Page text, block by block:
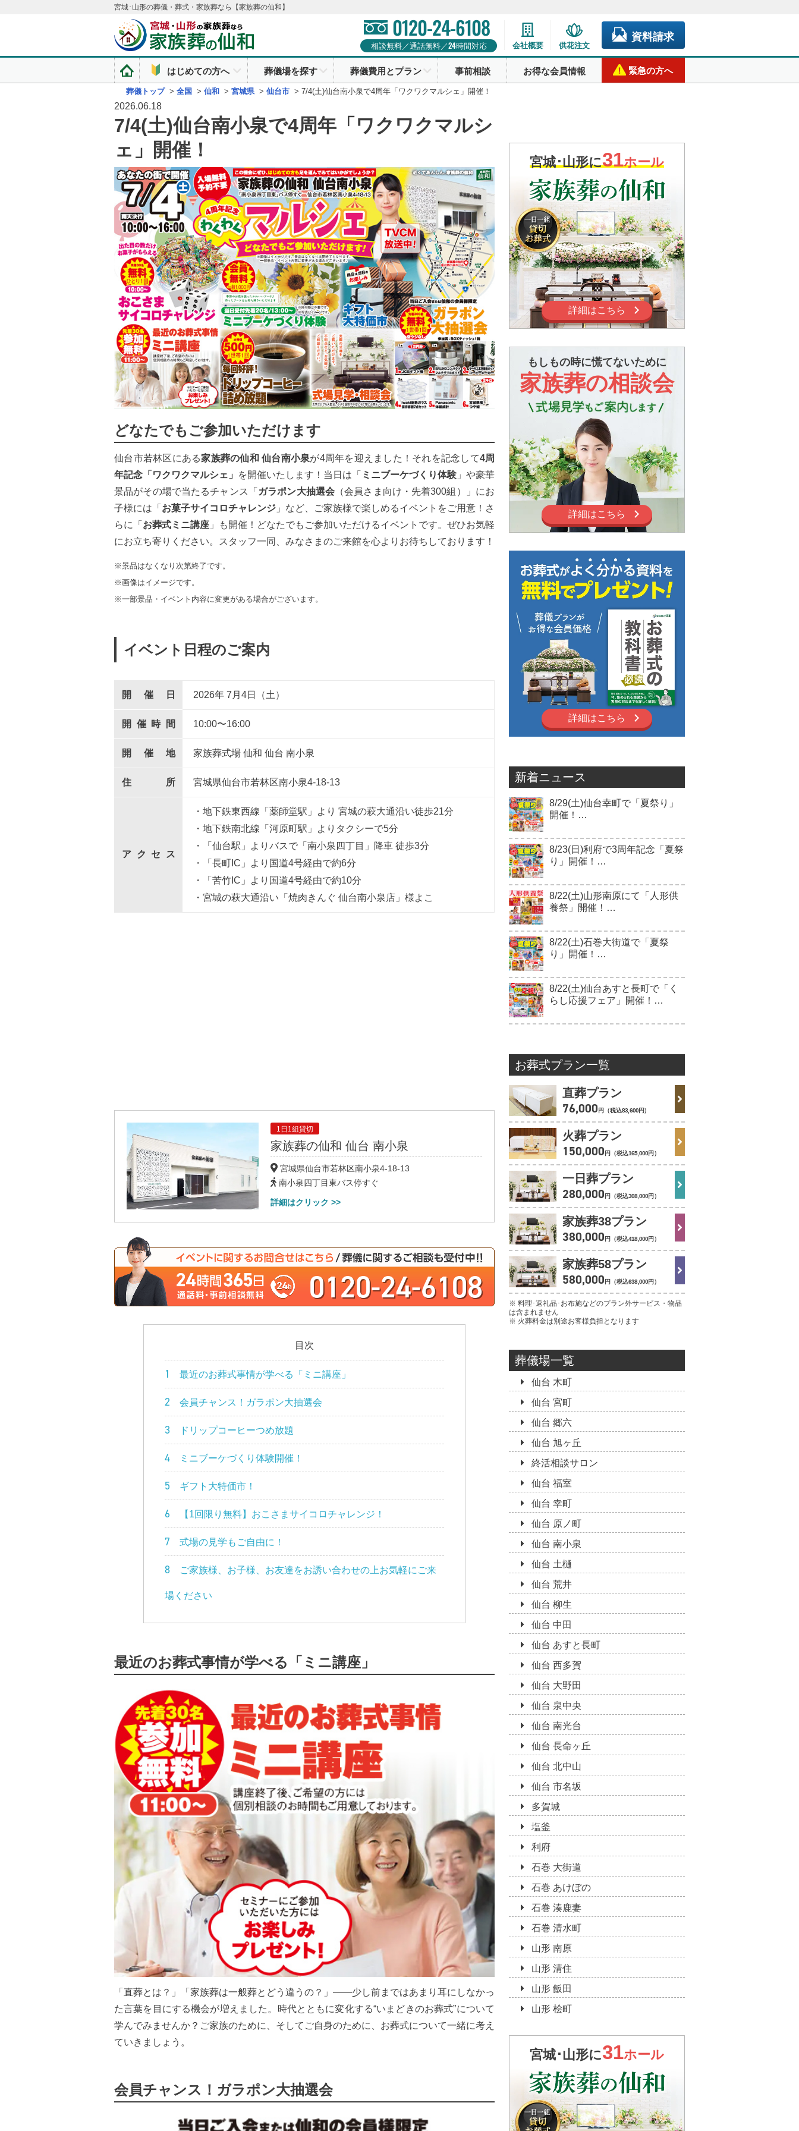
宮城･山形の葬儀・葬式・家族葬なら【家族葬の仙和】
0120-24-6108
相談無料／通話無料／24時間対応 会社概要 供花注文
資料請求
はじめての方へ 葬儀場を探す 葬儀費用とプラン 事前相談 お得な会員情報 緊急の方へ
葬儀トップ > 全国 > 仙和 > 宮城県 > 仙台市 > 7/4(土)仙台南小泉で4周年「ワクワクマルシェ」開催！
2026.06.18
7/4(土)仙台南小泉で4周年「ワクワクマルシ
ェ」開催！
どなたでもご参加いただけます
仙台市若林区にある家族葬の仙和 仙台南小泉が4周年を迎えました！それを記念して4周
年記念 「 ワクワクマルシェ」 を開催いたします！当日は「 ミニブーケづくり体験 」や豪華
景品がその場で当たるチャンス「 ガラポン大抽選会 （会員さま向け・先着300組）」にお
子様には「 お菓子サイコロチャレンジ 」など、ご家族様で楽しめるイベントをご用意！さ
らに「 お葬式ミニ講座 」も開催！どなたでもご参加いただけるイベントです。ぜひお気軽
にお立ち寄りください。スタッフ一同、みなさまのご来館を心よりお待ちしております！
※景品はなくなり次第終了です。
※画像はイメージです。
※一部景品・イベント内容に変更がある場合がございます。
イベント日程のご案内
開催日 2026年 7 月 4日（土）
開催時間 10:00〜16:00
開催地 家族葬式場 仙和 仙台 南小泉
住所 宮城県仙台市若林区南小泉4-18-13
アクセス
・地下鉄東西線「薬師堂駅」より 宮城の萩大通沿い徒歩21分
・地下鉄南北線「河原町駅」よりタクシーで5分
・「仙台駅」よりバスで「南小泉四丁目」降車 徒歩3分
・「長町IC」より国道4号経由で約6分
・「苦竹IC」より国道4号経由で約10分
・宮城の萩大通沿い「焼肉きんぐ 仙台南小泉店」様よこ
1日1組貸切
家族葬の仙和 仙台 南小泉
宮城県仙台市若林区南小泉4-18-13
南小泉四丁目東バス停すぐ
詳細はクリック >>
0120-24-6108
目次
1 最近のお葬式事情が学べる「ミニ講座」
2 会員チャンス！ガラポン大抽選会
3 ドリップコーヒーつめ放題
4 ミニブーケづくり体験開催！
5 ギフト大特価市！
6 【1回限り無料】おこさまサイコロチャレンジ！
7 式場の見学もご自由に！
8 ご家族様、お子様、お友達をお誘い合わせの上お気軽にご来
場ください
最近のお葬式事情が学べる「ミニ講座」
「直葬とは？」「家族葬は一般葬とどう違うの？」――少し前まではあまり耳にしなかっ
た言葉を目にする機会が増えました。時代とともに変化する“いまどきのお葬式”について
学んでみませんか？ご家族のために、そしてご自身のために、お葬式について一緒に考え
ていきましょう。
会員チャンス！ガラポン大抽選会
宮城･山形に31ホール
詳細はこちら
もしもの時に慌てないために
家族葬の相談会
詳細はこちら
詳細はこちら
新着ニュース
8/29(土)仙台幸町で「夏祭り」
開催！…
8/23(日)利府で3周年記念「夏祭
り」開催！…
8/22(土)山形南原にて「人形供
養祭」開催！…
8/22(土)石巻大街道で「夏祭
り」開催！…
8/22(土)仙台あすと長町で「く
らし応援フェア」開催！…
お葬式プラン一覧
直葬プラン
76,000 円（税込83,600円）
火葬プラン
150,000 円（税込165,000円 ）
一日葬プラン
280,000 円（税込308,000円 ）
家族葬38プラン
380,000 円（税込418,000円 ）
家族葬58プラン
580,000 円（税込638,000円 ）
※ 料理･返礼品･お布施などのプラン外サービス・物品
は含まれません
※ 火葬料金は別途お客様負担となります
葬儀場一覧
仙台 木町
仙台 宮町
仙台 郷六
仙台 旭ヶ丘
終活相談サロン
仙台 福室
仙台 幸町
仙台 原ノ町
仙台 南小泉
仙台 土樋
仙台 荒井
仙台 柳生
仙台 中田
仙台 あすと長町
仙台 西多賀
仙台 大野田
仙台 泉中央
仙台 南光台
仙台 長命ヶ丘
仙台 北中山
仙台 市名坂
多賀城
塩釜
利府
石巻 大街道
石巻 あけぼの
石巻 湊鹿妻
石巻 清水町
山形 南原
山形 清住
山形 飯田
山形 桧町
宮城･山形に31ホール